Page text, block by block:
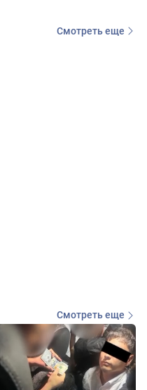
Смотреть еще
Смотреть еще